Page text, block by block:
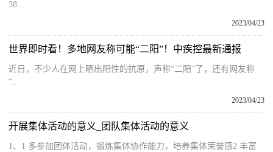
38...
2023/04/23
世界即时看！多地网友称可能“二阳”！中疾控最新通报
近日，不少人在网上晒出阳性的抗原，声称“二阳”了，还有网友称
“...
2023/04/23
开展集体活动的意义_团队集体活动的意义
1、1 多参加团体活动，锻炼集体协作能力，培养集体荣誉感2 丰富